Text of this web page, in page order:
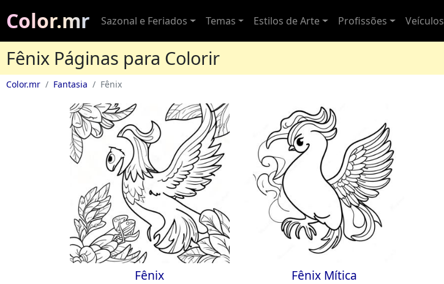
Color.mr Sazonal e Feriados Temas Estilos de Arte Profissões Veículos
Fênix Páginas para Colorir
Color.mr Fantasia Fênix
Fênix Fênix Mítica